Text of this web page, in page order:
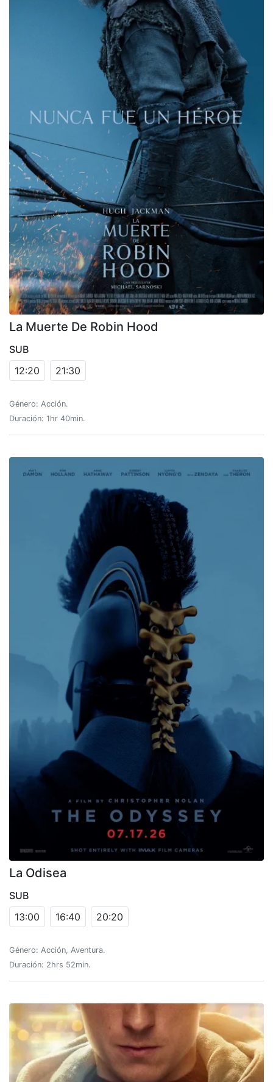
La Muerte De Robin Hood
SUB
12:20
21:30
Género: Acción.
Duración: 1hr 40min.
La Odisea
SUB
13:00
16:40 20:20
Género: Acción, Aventura.
Duración: 2hrs 52min.